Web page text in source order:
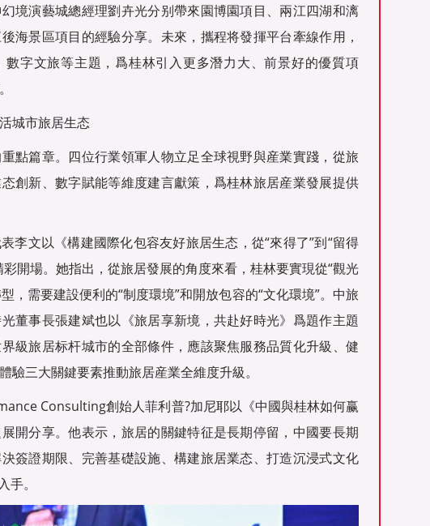
境演藝城總經理劉卉光分别帶來園博園項目、兩江四湖和漓
海景區項目的經驗分享。未來，攜程将發揮平台牽線作用，
數字文旅等主題，爲桂林引入更多潛力大、前景好的優質項
城市旅居生态
點篇章。四位行業領軍人物立足全球視野與産業實踐，從旅
創新、數字賦能等維度建言獻策，爲桂林旅居産業發展提供
李文以《構建國際化包容友好旅居生态，從“來得了”到“留得
開場。她指出，從旅居發展的角度來看，桂林要實現從“觀光
，需要建設便利的“制度環境”和開放包容的“文化環境”。中旅
董事長張建斌也以《旅居享新境，共赴好時光》爲題作主題
級旅居标杆城市的全部條件，應該聚焦服務品質化升級、健
驗三大關鍵要素推動旅居産業全維度升級。
Consulting創始人菲利普?加尼耶以《中國與桂林如何赢
開分享。他表示，旅居的關鍵特征是長期停留，中國要長期
簽證期限、完善基礎設施、構建旅居業态、打造沉浸式文化
。